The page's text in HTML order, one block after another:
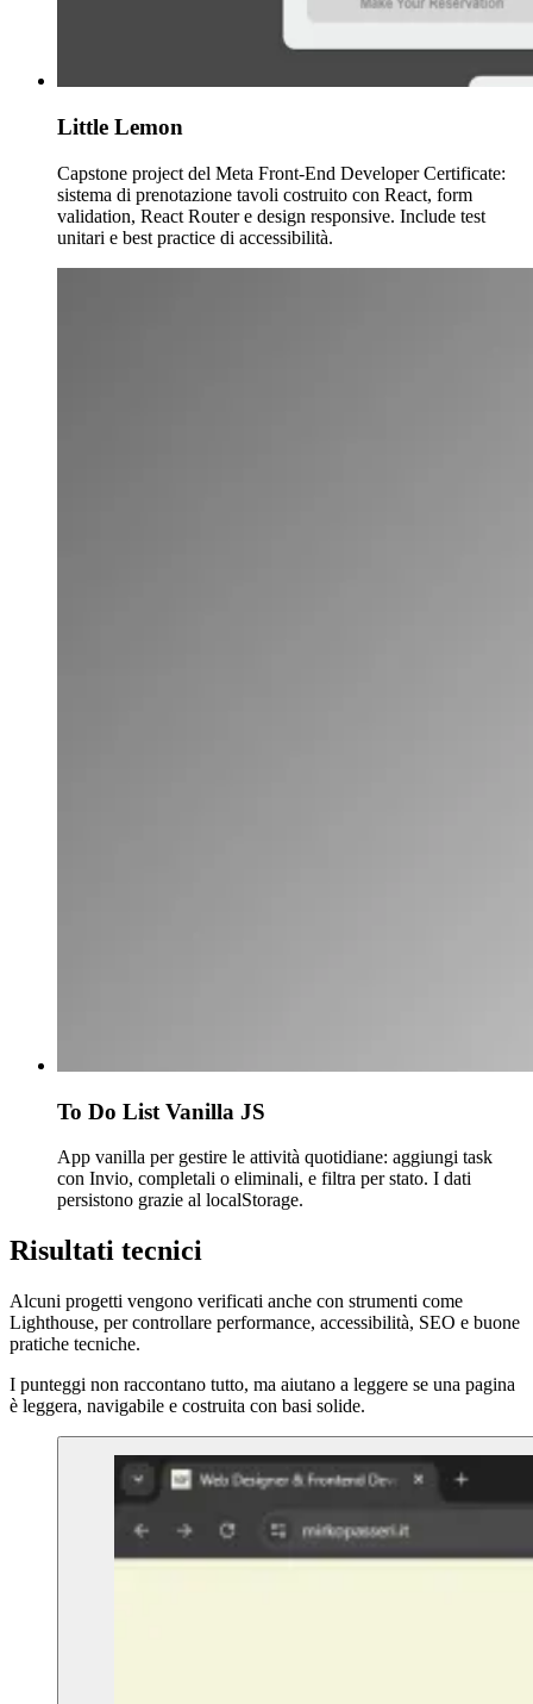
Little Lemon
Capstone project del Meta Front-End Developer Certificate:
sistema di prenotazione tavoli costruito con React, form
validation, React Router e design responsive. Include test
unitari e best practice di accessibilità.
To Do List Vanilla JS
App vanilla per gestire le attività quotidiane: aggiungi task
con Invio, completali o eliminali, e filtra per stato. I dati
persistono grazie al localStorage.
Risultati tecnici
Alcuni progetti vengono verificati anche con strumenti come
Lighthouse, per controllare performance, accessibilità, SEO e buone
pratiche tecniche.
I punteggi non raccontano tutto, ma aiutano a leggere se una pagina
è leggera, navigabile e costruita con basi solide.